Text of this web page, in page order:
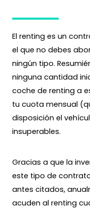
El renting es un
el que no debes
ningún tipo.
ninguna cantidad
coche de renting a
tu cuota mensual
disposición el
insuperables.
Gracias a que la
este tipo de
antes citados,
acuden al renting